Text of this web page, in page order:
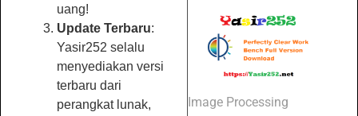
uang!
Update Terbaru:
Yasir252 selalu
menyediakan versi
terbaru dari
perangkat lunak,
Image Processing